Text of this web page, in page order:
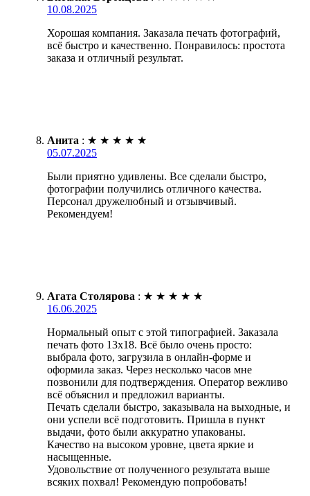
10.08.2025
Хорошая компания. Заказала печать фотографий,
всё быстро и качественно. Понравилось: простота
заказа и отличный результат.
Анита : ★ ★ ★ ★ ★
05.07.2025
Были приятно удивлены. Все сделали быстро,
фотографии получились отличного качества.
Персонал дружелюбный и отзывчивый.
Рекомендуем!
Агата Столярова : ★ ★ ★ ★ ★
16.06.2025
Нормальный опыт с этой типографией. Заказала
печать фото 13х18. Всё было очень просто:
выбрала фото, загрузила в онлайн-форме и
оформила заказ. Через несколько часов мне
позвонили для подтверждения. Оператор вежливо
всё объяснил и предложил варианты.
Печать сделали быстро, заказывала на выходные, и
они успели всё подготовить. Пришла в пункт
выдачи, фото были аккуратно упакованы.
Качество на высоком уровне, цвета яркие и
насыщенные.
Удовольствие от полученного результата выше
всяких похвал! Рекомендую попробовать!